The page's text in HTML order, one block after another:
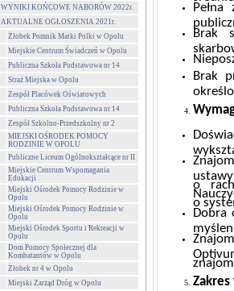
WYNIKI KOŃCOWE NABORÓW 2022r.
AKTUALNE OGŁOSZENIA 2021r.
Żłobek Pomnik Matki Polki w Opolu
Miejskie Centrum Świadczeń w Opolu
Publiczna Szkoła Podstawowa nr 14
Straż Miejska w Opolu
Zespół Placówek Oświatowych
Publiczna Szkoła Podstawowa nr 14
Zespół Szkolno-Przedszkolny nr 2
MIEJSKI OŚRODEK POMOCY
RODZINIE W OPOLU
Publiczne Liceum Ogólnokształcące nr II
Miejskie Centrum Wspomagania
Edukacji
Miejski Ośrodek Pomocy Rodzinie w
Opolu
Miejski Ośrodek Pomocy Rodzinie w
Opolu
Miejski Ośrodek Sportu i Rekreacji w
Opolu
Dom Pomocy Społecznej dla
Kombatantów w Opolu
Żłobek nr 4 w Opolu
Miejski Zarząd Dróg w Opolu
Brak
Brak
ustawy
o
o
Dobra